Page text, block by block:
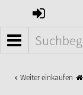
ANMELDEN
MENÜ
Weiter einkaufen